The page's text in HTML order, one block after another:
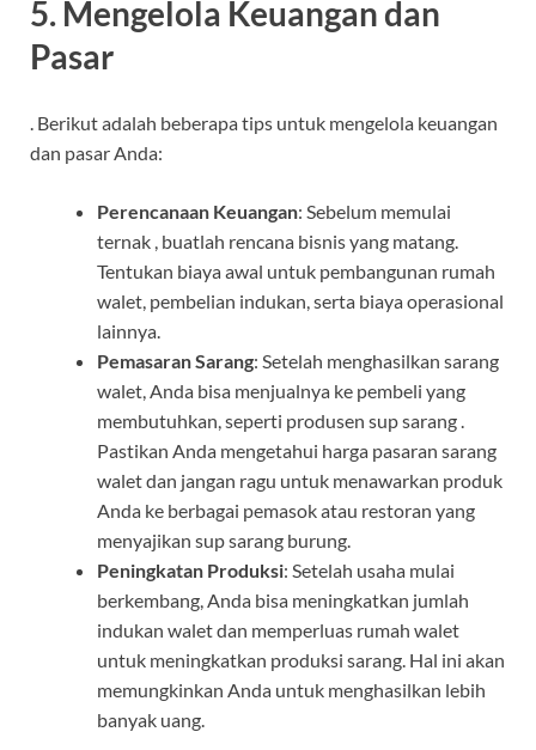
5. Mengelola Keuangan dan
Pasar
. Berikut adalah beberapa tips untuk mengelola keuangan
dan pasar Anda:
Perencanaan Keuangan: Sebelum memulai
ternak , buatlah rencana bisnis yang matang.
Tentukan biaya awal untuk pembangunan rumah
walet, pembelian indukan, serta biaya operasional
lainnya.
Pemasaran Sarang: Setelah menghasilkan sarang
walet, Anda bisa menjualnya ke pembeli yang
membutuhkan, seperti produsen sup sarang .
Pastikan Anda mengetahui harga pasaran sarang
walet dan jangan ragu untuk menawarkan produk
Anda ke berbagai pemasok atau restoran yang
menyajikan sup sarang burung.
Peningkatan Produksi: Setelah usaha mulai
berkembang, Anda bisa meningkatkan jumlah
indukan walet dan memperluas rumah walet
untuk meningkatkan produksi sarang. Hal ini akan
memungkinkan Anda untuk menghasilkan lebih
banyak uang.